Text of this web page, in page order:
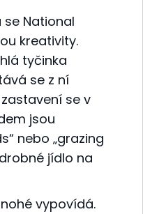
se National
kreativity.
tyčinka
se z ní
se v
jsou
nebo „grazing
jídlo na
vypovídá.